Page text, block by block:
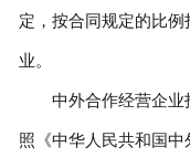
定，按合同规定的比
业。
中外合作经营企业
照《中华人民共和国